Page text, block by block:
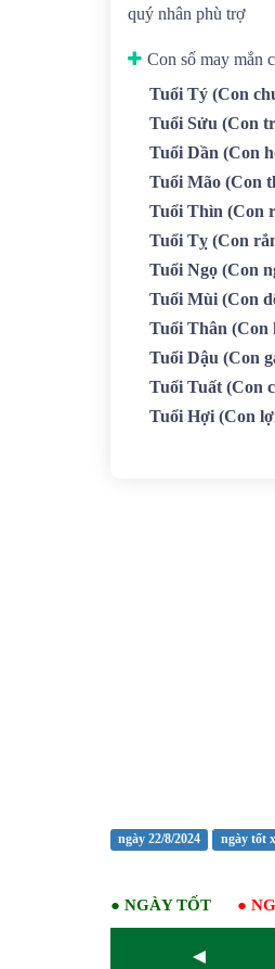
quý nhân phù trợ
Con số may mắn
Tuổi Tý (Con
Tuổi Sửu (Con
Tuổi Dần (Con
Tuổi Mão (Con
Tuổi Thìn (Con
Tuổi Tỵ (Con
Tuổi Ngọ (Con
Tuổi Mùi (Con
Tuổi Thân (Con
Tuổi Dậu (Con
Tuổi Tuất (Con
Tuổi Hợi (Con
ngày 22/8/2024 ngày tốt
● NGÀY TỐT ●
◄